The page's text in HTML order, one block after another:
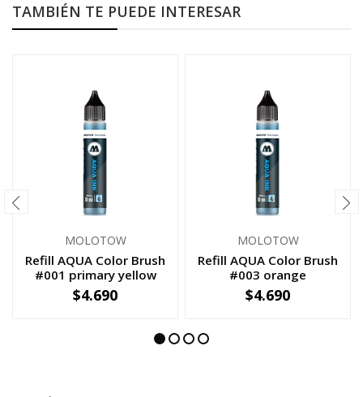
TAMBIÉN TE PUEDE INTERESAR
MOLOTOW
Refill AQUA Color Brush
#001 primary yellow
+
$4.690
MOLOTOW
Refill AQUA Color Brush
#003 orange
+
$4.690